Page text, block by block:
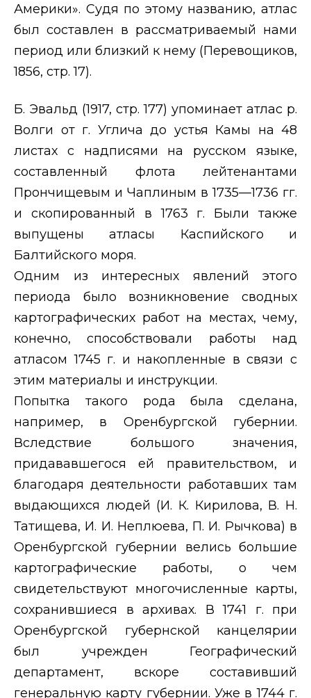
Америки». Судя по этому названию, атлас
был составлен в рассматриваемый нами
период или близкий к нему (Перевощиков,
1856, стр. 17).
Б. Эвальд (1917, стр. 177) упоминает атлас р.
Волги от г. Углича до устья Камы на 48
листах с надписями на русском языке,
составленный флота лейтенантами
Прончищевым и Чаплиным в 1735—1736 гг.
и скопированный в 1763 г. Были также
выпущены атласы Каспийского и
Балтийского моря.
Одним из интересных явлений этого
периода было возникновение сводных
картографических работ на местах, чему,
конечно, способствовали работы над
атласом 1745 г. и накопленные в связи с
этим материалы и инструкции.
Попытка такого рода была сделана,
например, в Оренбургской губернии.
Вследствие большого значения,
придававшегося ей правительством, и
благодаря деятельности работавших там
выдающихся людей (И. К. Кирилова, В. Н.
Татищева, И. И. Неплюева, П. И. Рычкова) в
Оренбургской губернии велись большие
картографические работы, о чем
свидетельствуют многочисленные карты,
сохранившиеся в архивах. В 1741 г. при
Оренбургской губернской канцелярии
был учрежден Географический
департамент, вскоре составивший
генеральную карту губернии. Уже в 1744 г.